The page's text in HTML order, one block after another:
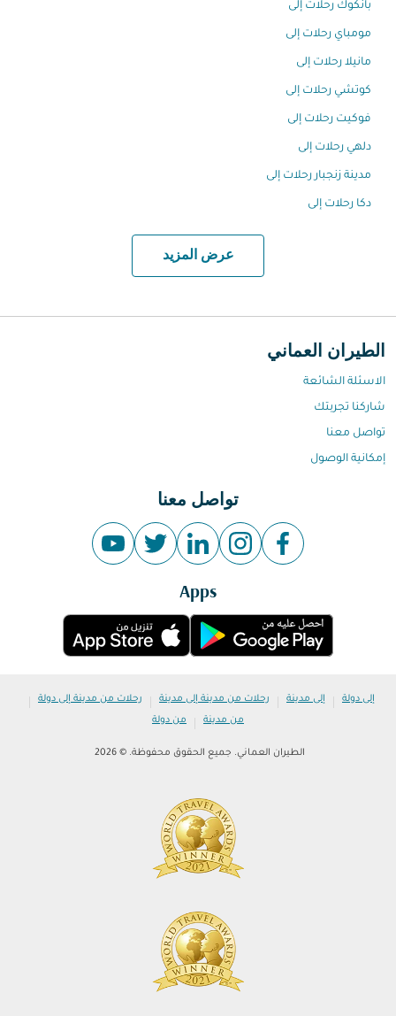
بانكوك رحلات إلى
مومباي رحلات إلى
مانيلا رحلات إلى
كوتشي رحلات إلى
فوكيت رحلات إلى
دلهي رحلات إلى
مدينة زنجبار رحلات إلى
دكا رحلات إلى
عرض المزيد
الطيران العماني
الاسئلة الشائعة
شاركنا تجربتك
تواصل معنا
إمكانية الوصول
تواصل معنا
Apps
إلى دولة | إلى مدينة | رحلات من مدينة إلى مدينة | رحلات من مدينة إلى دولة |
من مدينة | من دولة
الطيران العماني. جميع الحقوق محفوظة. © 2026